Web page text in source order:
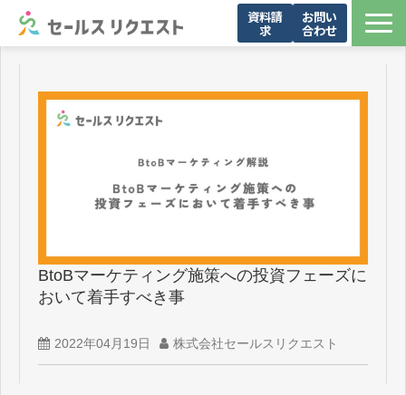
資料請
求
お問い
合わせ
お問い合わせ一覧
メンバー紹介
お役立ち資料
ブログ
会社概要
BtoBマーケティング施策への投資フェーズに
おいて着手すべき事
2022年04月19日 株式会社セールスリクエスト